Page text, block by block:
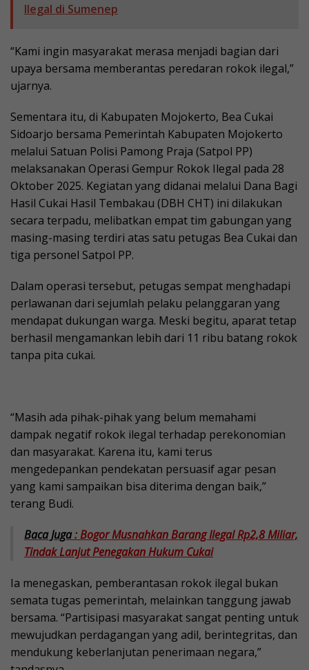
Ilegal di Sumenep
“Kami ingin masyarakat merasa menjadi bagian dari
upaya bersama memberantas peredaran rokok ilegal,”
ujarnya.
Sementara itu, di Kabupaten Mojokerto, Bea Cukai
Sidoarjo bersama Pemerintah Kabupaten Mojokerto
melalui Satuan Polisi Pamong Praja (Satpol PP)
melaksanakan Operasi Gempur Rokok Ilegal pada 28
Oktober 2025. Kegiatan yang didanai melalui Dana Bagi
Hasil Cukai Hasil Tembakau (DBH CHT) ini dilakukan
secara terpadu, melibatkan empat tim gabungan yang
masing-masing terdiri atas satu petugas Bea Cukai dan
tiga personel Satpol PP.
Dalam operasi tersebut, petugas sempat menghadapi
perlawanan dari sejumlah pelaku pelanggaran yang
mendapat dukungan warga. Meski begitu, aparat tetap
berhasil mengamankan lebih dari 11 ribu batang rokok
tanpa pita cukai.
“Masih ada pihak-pihak yang belum memahami
dampak negatif rokok ilegal terhadap perekonomian
dan masyarakat. Karena itu, kami terus
mengedepankan pendekatan persuasif agar pesan
yang kami sampaikan bisa diterima dengan baik,”
terang Budi.
Baca Juga: Bogor Musnahkan Barang Ilegal Rp2,8 Miliar,
Tindak Lanjut Penegakan Hukum Cukai
Ia menegaskan, pemberantasan rokok ilegal bukan
semata tugas pemerintah, melainkan tanggung jawab
bersama. “Partisipasi masyarakat sangat penting untuk
mewujudkan perdagangan yang adil, berintegritas, dan
mendukung keberlanjutan penerimaan negara,”